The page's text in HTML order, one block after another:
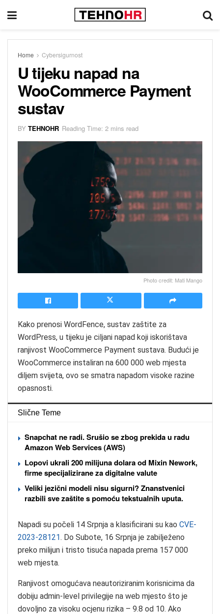
Home Cybersigurnost
U tijeku napad na
WooCommerce Payment
sustav
BY TEHNOHR Reading Time: 2 mins read
Photo credit: Mati Mango
Kako prenosi WordFence, sustav zaštite za
WordPress, u tijeku je ciljani napad koji iskorištava
ranjivost WooCommerce Payment sustava. Budući je
WooCommerce instaliran na 600 000 web mjesta
diljem svijeta, ovo se smatra napadom visoke razine
opasnosti.
Slične Teme
Snapchat ne radi. Srušio se zbog prekida u radu
Amazon Web Services (AWS)
Lopovi ukrali 200 milijuna dolara od Mixin Nework,
firme specijalizirane za digitalne valute
Veliki jezični modeli nisu sigurni? Znanstvenici
razbili sve zaštite s pomoću tekstualnih uputa.
Napadi su počeli 14 Srpnja a klasificirani su kao CVE-
2023-28121. Do Subote, 16 Srpnja je zabilježeno
preko milijun i tristo tisuća napada prema 157 000
web mjesta.
Ranjivost omogućava neautoriziranim korisnicima da
dobiju admin-level privilegije na web mjesto što je
dovoljno za visoku ocjenu rizika – 9.8 od 10. Ako